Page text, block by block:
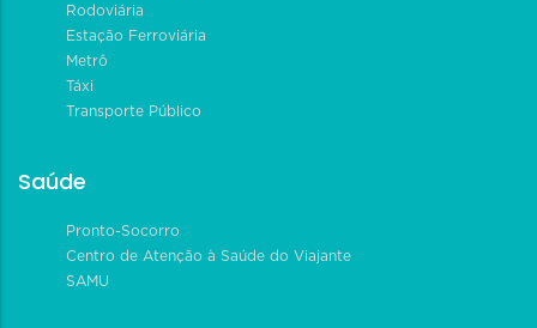
Rodoviária
Estação Ferroviária
Metrô
Táxi
Transporte Público
Saúde
Pronto-Socorro
Centro de Atenção à Saúde do Viajante
SAMU